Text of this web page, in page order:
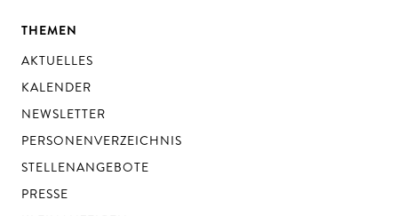
THEMEN
AKTUELLES
KALENDER
NEWSLETTER
PERSONENVERZEICHNIS
STELLENANGEBOTE
PRESSE